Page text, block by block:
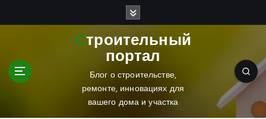
Строительный
портал
Блог о строительстве,
ремонте, инновациях для
вашего дома и участка